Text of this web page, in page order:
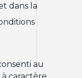
dans la
au